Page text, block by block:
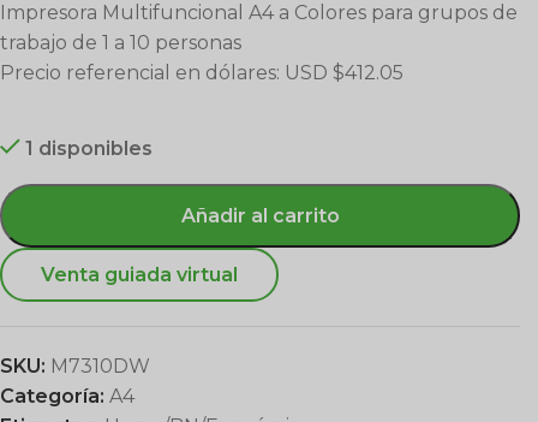
Impresora Multifuncional A4 a Colores para grupos de
trabajo de 1 a 10 personas
Precio referencial en dólares: USD $412.05
1 disponibles
Añadir al carrito
Venta guiada virtual
SKU: M7310DW
Categoría: A4